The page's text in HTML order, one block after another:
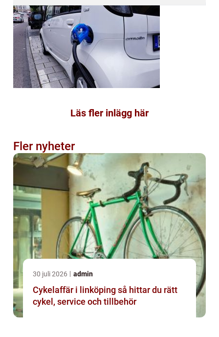
Läs fler inlägg här
Fler nyheter
30 juli 2026 admin
Cykelaffär i linköping så hittar du rätt
cykel, service och tillbehör